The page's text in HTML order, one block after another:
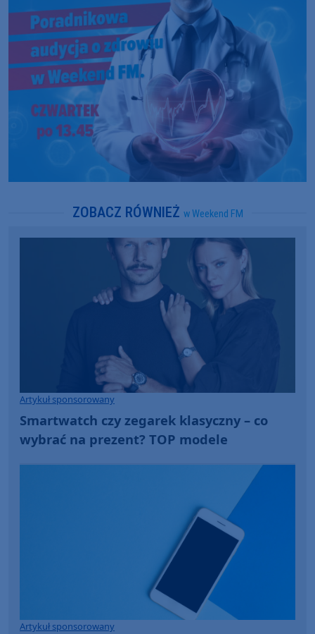
ZOBACZ RÓWNIEŻ w Weekend FM
Artykuł sponsorowany
Smartwatch czy zegarek klasyczny – co
wybrać na prezent? TOP modele
Artykuł sponsorowany